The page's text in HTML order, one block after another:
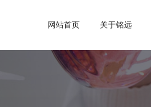
网站首页 关于铭远
•石油
•酚